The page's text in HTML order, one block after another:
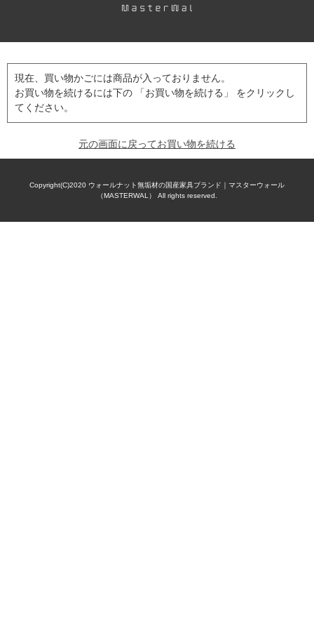
現在、買い物かごには商品が入っておりません。
お買い物を続けるには下の 「お買い物を続ける」 をクリックし
てください。
元の画面に戻ってお買い物を続ける
Copyright(C)2020 ウォールナット無垢材の国産家具ブランド｜マスターウォール
（MASTERWAL） All rights reserved.